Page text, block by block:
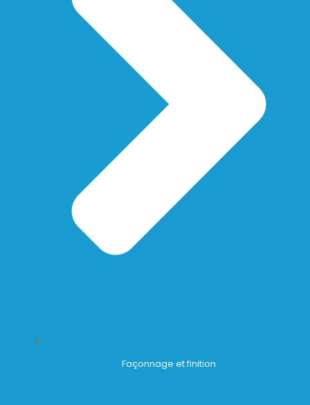
Façonnage et finition